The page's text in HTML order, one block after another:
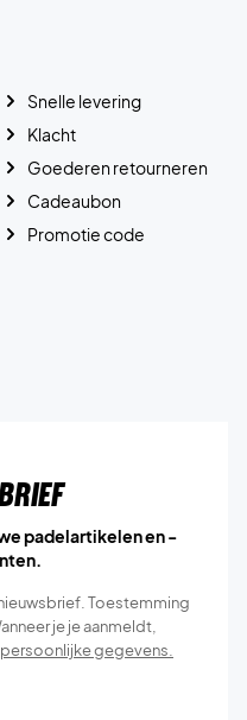
Snelle levering
Klacht
Goederen retourneren
Cadeaubon
Promotie code
padelartikelen en -
Toestemming
je je aanmeldt,
gegevens.